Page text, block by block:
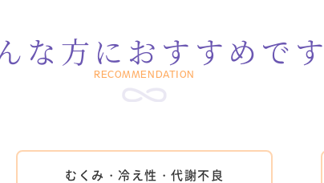
な方に おすすめで
RECOMMENDATION
むくみ・冷え性・代謝不良